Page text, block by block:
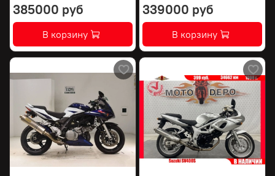
385000 руб
В корзину
339000 руб
В корзину